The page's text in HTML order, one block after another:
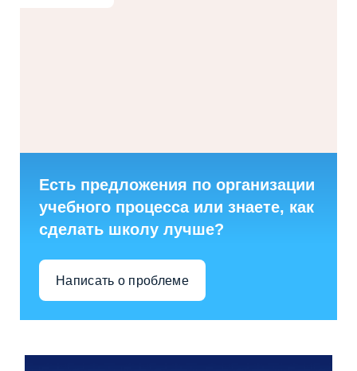
Есть предложения по организации
учебного процесса или знаете, как
сделать школу лучше?
Написать о проблеме